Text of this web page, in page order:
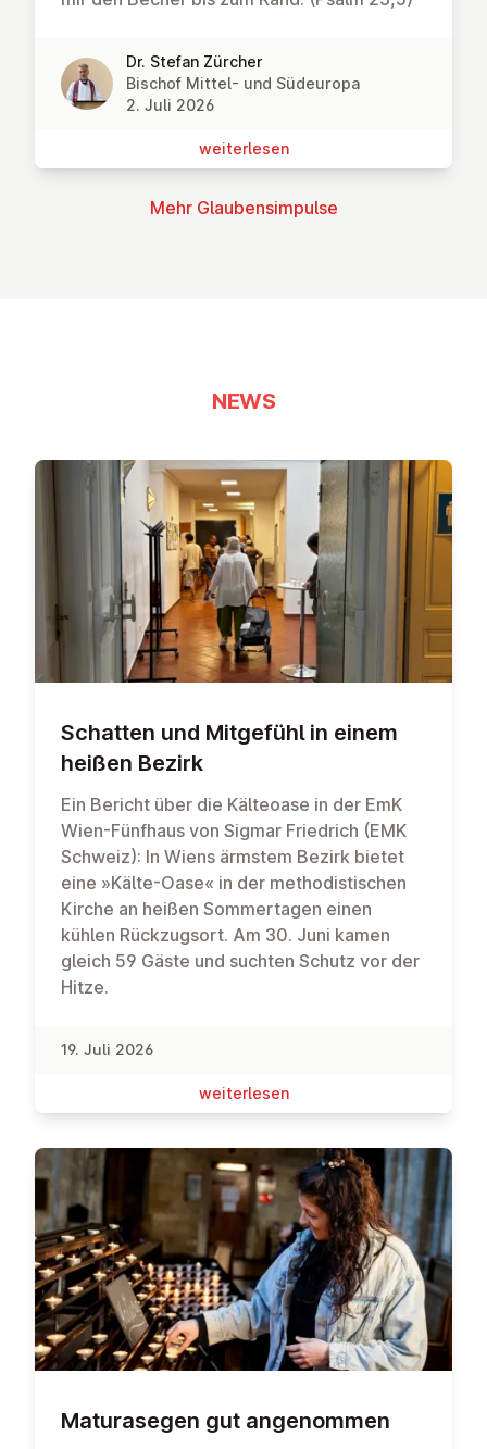
Dr. Stefan Zürcher
Bischof Mittel- und Südeuropa
2. Juli 2026
wei­ter­le­sen
Mehr Glau­bens­im­pul­se
NEWS
Schatten und Mitgefühl in einem
heißen Bezirk
Ein Bericht über die Kälteoase in der EmK
Wien-Fünfhaus von Sigmar Friedrich (EMK
Schweiz): In Wiens ärmstem Bezirk bietet
eine »Kälte-Oase« in der methodistischen
Kirche an heißen Sommertagen einen
kühlen Rückzugsort. Am 30. Juni kamen
gleich 59 Gäste und suchten Schutz vor der
Hitze.
19. Juli 2026
wei­ter­le­sen
Ma­tu­ra­se­gen gut an­ge­nom­men